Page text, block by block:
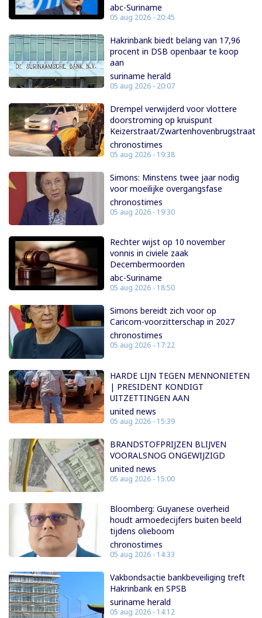
abc-Suriname
05 aug 2026 - 20:45
Hakrinbank biedt belang van 17,96
procent in DSB openbaar te koop
aan
suriname herald
05 aug 2026 - 20:07
Drempel verwijderd voor vlottere
doorstroming op kruispunt
Keizerstraat/Zwartenhovenbrugstraat
chronostimes
05 aug 2026 - 19:38
Simons: Minstens twee jaar nodig
voor moeilijke overgangsfase
chronostimes
05 aug 2026 - 19:30
Rechter wijst op 10 november
vonnis in civiele zaak
Decembermoorden
abc-Suriname
05 aug 2026 - 18:50
Simons bereidt zich voor op
Caricom-voorzitterschap in 2027
chronostimes
05 aug 2026 - 17:22
HARDE LIJN TEGEN MENNONIETEN
| PRESIDENT KONDIGT
UITZETTINGEN AAN
united news
05 aug 2026 - 15:39
BRANDSTOFPRIJZEN BLIJVEN
VOORALSNOG ONGEWIJZIGD
united news
05 aug 2026 - 15:00
Bloomberg: Guyanese overheid
houdt armoedecijfers buiten beeld
tijdens olieboom
chronostimes
05 aug 2026 - 14:33
Vakbondsactie bankbeveiliging treft
Hakrinbank en SPSB
suriname herald
05 aug 2026 - 14:12